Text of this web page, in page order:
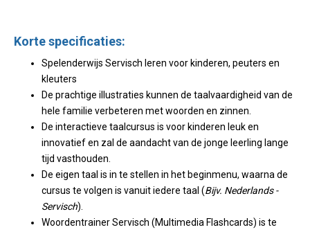
Korte specificaties:
Spelenderwijs Servisch leren voor kinderen, peuters en
kleuters
De prachtige illustraties kunnen de taalvaardigheid van de
hele familie verbeteren met woorden en zinnen.
De interactieve taalcursus is voor kinderen leuk en
innovatief en zal de aandacht van de jonge leerling lange
tijd vasthouden.
De eigen taal is in te stellen in het beginmenu, waarna de
cursus te volgen is vanuit iedere taal (Bijv. Nederlands -
Servisch).
Woordentrainer Servisch (Multimedia Flashcards) is te